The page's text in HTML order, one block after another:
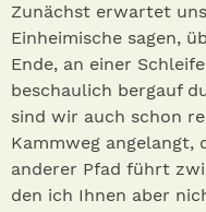
Zunächst erwartet
Einheimische sagen,
Ende, an einer
beschaulich bergauf
sind wir auch schon
Kammweg angelangt,
anderer Pfad führt
den ich Ihnen aber